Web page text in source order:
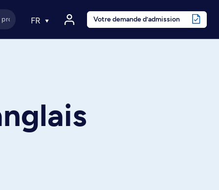
FR Votre demande d’admission